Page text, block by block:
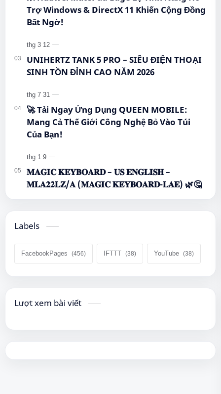
Trợ Windows & DirectX 11 Khiến Cộng Đồng
Bất Ngờ!
UNIHERTZ TANK 5 PRO – SIÊU ĐIỆN THOẠI
SINH TỒN ĐỈNH CAO NĂM 2026
🚀 Tải Ngay Ứng Dụng QUEEN MOBILE:
Mang Cả Thế Giới Công Nghệ Bỏ Vào Túi
Của Bạn!
𝐌𝐀𝐆𝐈𝐂 𝐊𝐄𝐘𝐁𝐎𝐀𝐑𝐃 – 𝐔𝐒 𝐄𝐍𝐆𝐋𝐈𝐒𝐇 –
𝐌𝐋𝐀𝟐𝟐𝐋𝐙/𝐀 (𝐌𝐀𝐆𝐈𝐂 𝐊𝐄𝐘𝐁𝐎𝐀𝐑𝐃-𝐋𝐀𝐄) 🌿🤔
Labels
FacebookPages IFTTT YouTube
Lượt xem bài viết